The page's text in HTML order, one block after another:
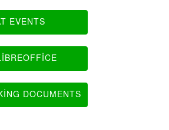
EVENTS
DOCUMENTS